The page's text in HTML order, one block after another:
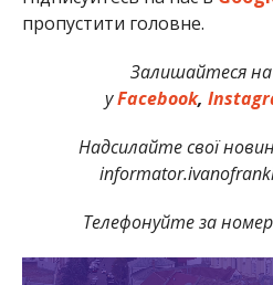
пропустити головне.
Залишайтеся на
уFacebook,
Надсилайте свої
Телефонуйте за